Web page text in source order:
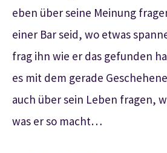
eben über seine Meinung
einer Bar seid, wo etwas
frag ihn wie er das gefunden
es mit dem gerade
auch über sein Leben fragen,
was er so macht…